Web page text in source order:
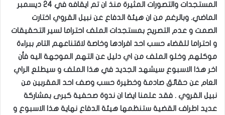
المستجدات والتصورات المثيرة منذ ان تم ايقافه في 24 ديسمبر
الماضي. وبالرغم من ان هيئة الدفاع عن نبيل القروي اختارت
الصمت و عدم التصريح بمستجدات الملف احتراما لسير التحقيقات
و احتراما للقضاء حسب احد افرادها وخاصة لاقتناعهم التام ببراءة
موكلهم وخلو الملف من اي دليل عن التهم الموجهة اليه فأن
اخر هذا الاسبوع سيشهد الجديد في هذا الملف و سيطلع الراي
العام عن حقائق صادمة وخطيرة حسب وصف احد المقربين من
نبيل القروي . فقد علمنا ايضا ان ندوة صحفية كبرى بمشاركة
عديد اطراف القضية ستنظمها هيئة الدفاع نهاية هذا الاسبوع و